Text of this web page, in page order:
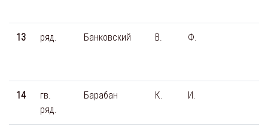
13 ряд. Банковский В. Ф.
14
гв.
ряд.
Барабан К. И.